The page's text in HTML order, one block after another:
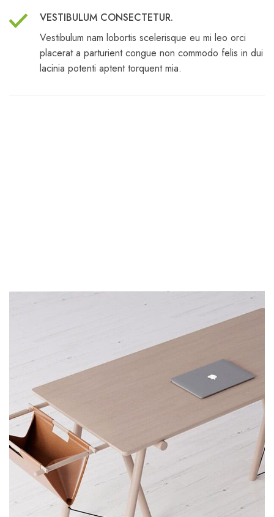
VESTIBULUM CONSECTETUR.
Vestibulum nam lobortis scelerisque eu mi leo orci
placerat a parturient congue non commodo felis in dui
lacinia potenti aptent torquent mia.